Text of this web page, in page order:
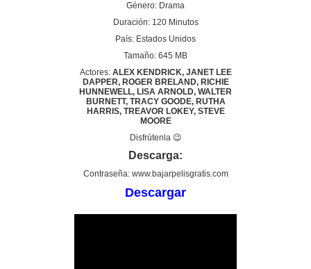
Género: Drama
Duración: 120 Minutos
País: Estados Unidos
Tamaño: 645 MB
Actores: ALEX KENDRICK, JANET LEE
DAPPER, ROGER BRELAND, RICHIE
HUNNEWELL, LISA ARNOLD, WALTER
BURNETT, TRACY GOODE, RUTHA
HARRIS, TREAVOR LOKEY, STEVE
MOORE
Disfrútenla 😉
Descarga:
Contraseña: www.bajarpelisgratis.com
Descargar